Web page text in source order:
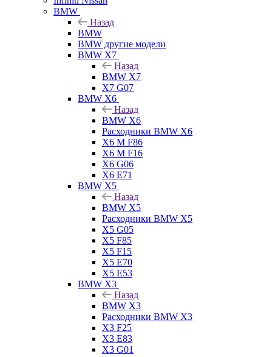
BMW
Назад
BMW
BMW другие модели
BMW X7
Назад
BMW X7
X7 G07
BMW X6
Назад
BMW X6
Расходники BMW X6
X6 M F86
X6 M F16
X6 G06
X6 E71
BMW X5
Назад
BMW X5
Расходники BMW X5
X5 G05
X5 F85
X5 F15
X5 E70
X5 E53
BMW X3
Назад
BMW X3
Расходники BMW X3
X3 F25
X3 E83
X3 G01